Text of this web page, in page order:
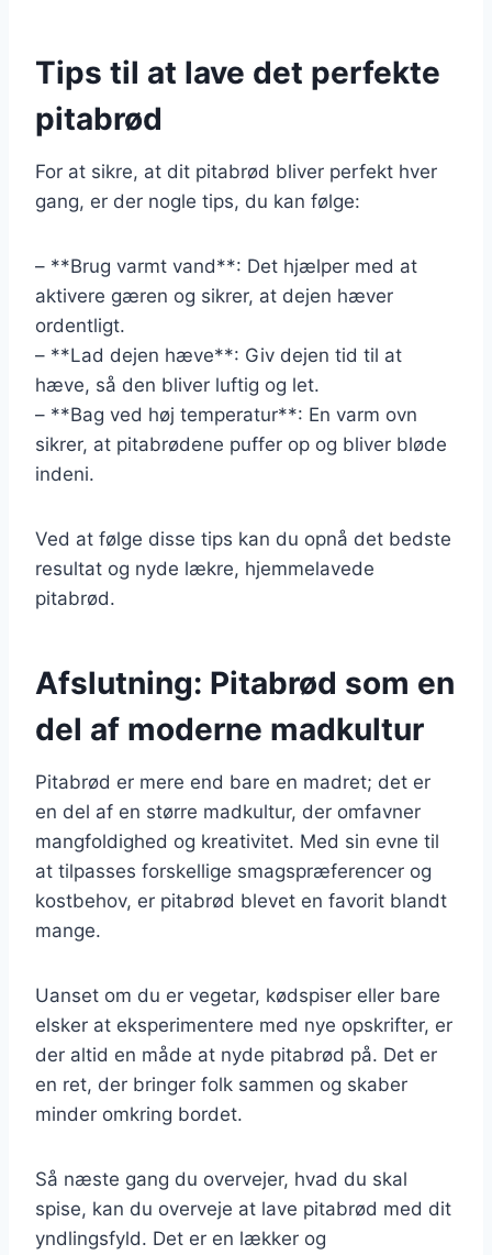
Tips til at lave det perfekte
pitabrød
For at sikre, at dit pitabrød bliver perfekt hver
gang, er der nogle tips, du kan følge:
– **Brug varmt vand**: Det hjælper med at
aktivere gæren og sikrer, at dejen hæver
ordentligt.
– **Lad dejen hæve**: Giv dejen tid til at
hæve, så den bliver luftig og let.
– **Bag ved høj temperatur**: En varm ovn
sikrer, at pitabrødene puffer op og bliver bløde
indeni.
Ved at følge disse tips kan du opnå det bedste
resultat og nyde lækre, hjemmelavede
pitabrød.
Afslutning: Pitabrød som en
del af moderne madkultur
Pitabrød er mere end bare en madret; det er
en del af en større madkultur, der omfavner
mangfoldighed og kreativitet. Med sin evne til
at tilpasses forskellige smagspræferencer og
kostbehov, er pitabrød blevet en favorit blandt
mange.
Uanset om du er vegetar, kødspiser eller bare
elsker at eksperimentere med nye opskrifter, er
der altid en måde at nyde pitabrød på. Det er
en ret, der bringer folk sammen og skaber
minder omkring bordet.
Så næste gang du overvejer, hvad du skal
spise, kan du overveje at lave pitabrød med dit
yndlingsfyld. Det er en lækker og